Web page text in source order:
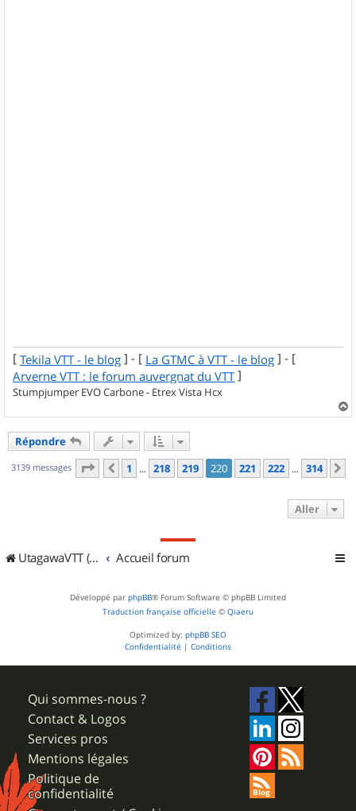
[ Tekila VTT - le blog ] - [ La GTMC à VTT - le blog ] - [
Arverne VTT : le forum auvergnat du VTT ]
Stumpjumper EVO Carbone - Etrex Vista Hcx
a
Répondre
3139 messages Page 220 sur314
Précédent
1 … 218 219 220 221 222 … 314
Aller
UtagawaVTT (Randos VTT et VTTAE avec traces GPS) Accueil forum
Développé par phpBB® Forum Software © phpBB Limited
Traduction française officielle © Qiaeru
Optimized by: phpBB SEO
Confidentialité | Conditions
Qui sommes-nous ?
Contact & Logos
Services pros
Mentions légales
Politique de
confidentialité